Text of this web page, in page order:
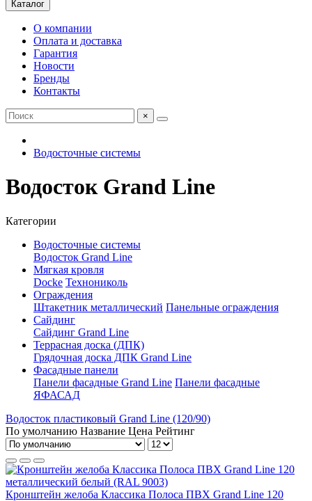
Каталог
О компании
Оплата и доставка
Гарантия
Новости
Бренды
Контакты
×
Водосточные системы
Водосток Grand Line
Категории
Водосточные системы
Водосток Grand Line
Мягкая кровля
Docke Технониколь
Ограждения
Штакетник металлический Панельные ограждения
Сайдинг
Сайдинг Grand Line
Террасная доска (ДПК)
Грядочная доска ДПК Grand Line
Фасадные панели
Панели фасадные Grand Line Панели фасадные
ЯФАСАД
Водосток пластиковый Grand Line (120/90)
По умолчанию Название Цена Рейтинг
Кронштейн желоба Классика Полоса ПВХ Grand Line 120